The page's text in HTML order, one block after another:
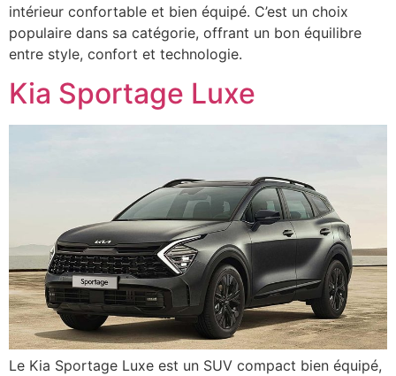
intérieur confortable et bien équipé. C’est un choix
populaire dans sa catégorie, offrant un bon équilibre
entre style, confort et technologie.
Kia Sportage Luxe
Le Kia Sportage Luxe est un SUV compact bien équipé,